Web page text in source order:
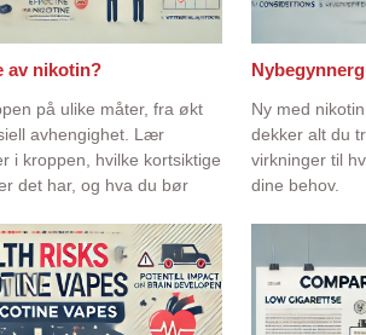
av nikotin?
på ulike måter, fra økt
avhengighet. Lær
i kroppen, hvilke kortsiktige
det har, og hva du bør
Ny med
dekker alt du
virkninger til
dine behov.